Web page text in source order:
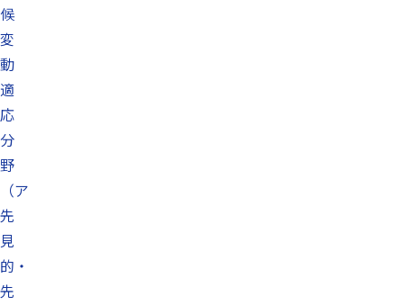
候
変
動
適
応
分
野
（ア
先
見
的・
先